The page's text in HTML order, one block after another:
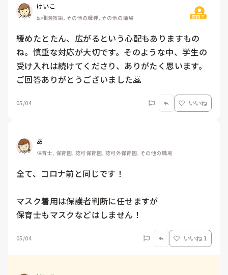
けいこ
幼稚園教諭, その他の職種, その他の職場 質問主
緩めたとたん、広がるという心配もありますもの
ね。慎重な対応が大切です。そのような中、学生の
受け入れは続けてくださり、ありがたく思います。
ご回答ありがとうございました🙇
05/04 いいね
あ
保育士, 保育園, 認可保育園, 認可外保育園, その他の職場
全て、コロナ前と同じです！
マスク着用は保護者判断に任せますが
保育士もマスクなどはしません！
05/04 いいね 1